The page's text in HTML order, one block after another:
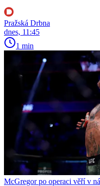
Pražská Drbna
dnes, 11:45
1 min
McGregor po operaci věří v